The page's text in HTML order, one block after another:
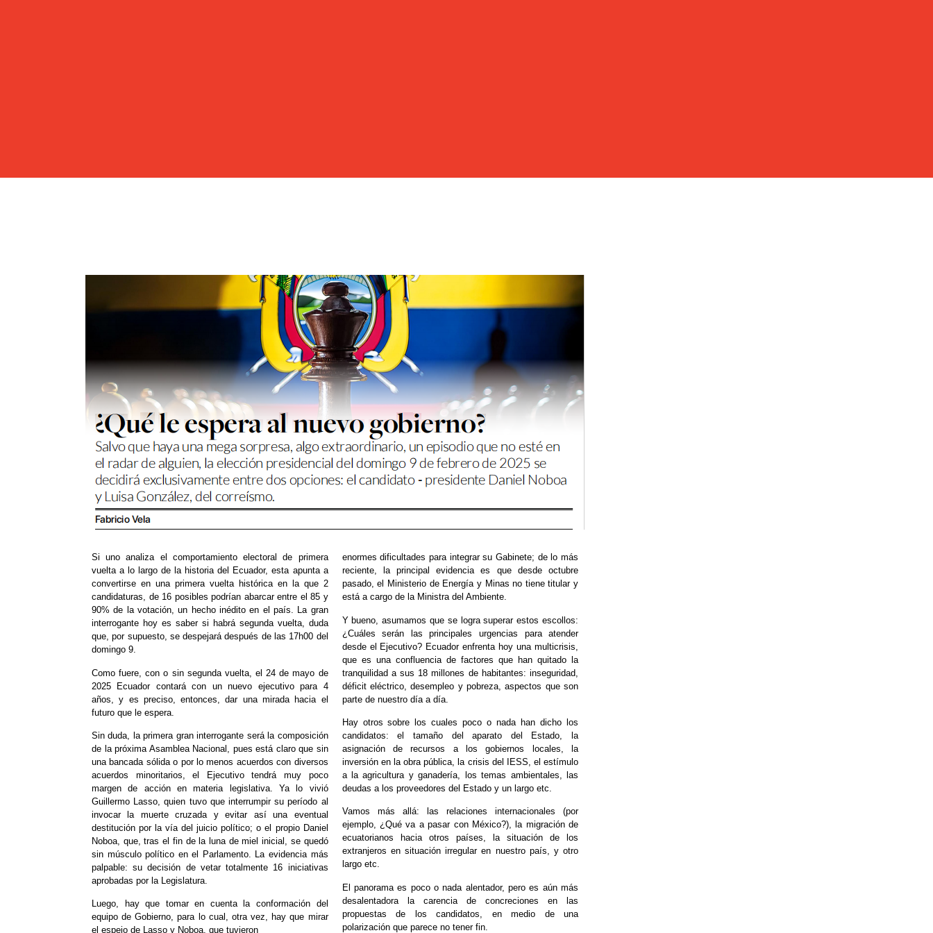
Si uno analiza el comportamiento electoral de primera
vuelta a lo largo de la historia del Ecuador, esta apunta a
convertirse en una primera vuelta histórica en la que 2
candidaturas, de 16 posibles podrían abarcar entre el 85 y
90% de la votación, un hecho inédito en el país. La gran
interrogante hoy es saber si habrá segunda vuelta, duda
que, por supuesto, se despejará después de las 17h00 del
domingo 9.
Como fuere, con o sin segunda vuelta, el 24 de mayo de
2025 Ecuador contará con un nuevo ejecutivo para 4
años, y es preciso, entonces, dar una mirada hacia el
futuro que le espera.
Sin duda, la primera gran interrogante será la composición
de la próxima Asamblea Nacional, pues está claro que sin
una bancada sólida o por lo menos acuerdos con diversos
acuerdos minoritarios, el Ejecutivo tendrá muy poco
margen de acción en materia legislativa. Ya lo vivió
Guillermo Lasso, quien tuvo que interrumpir su período al
invocar la muerte cruzada y evitar así una eventual
destitución por la vía del juicio político; o el propio Daniel
Noboa, que, tras el fin de la luna de miel inicial, se quedó
sin músculo político en el Parlamento. La evidencia más
palpable: su decisión de vetar totalmente 16 iniciativas
aprobadas por la Legislatura.
Luego, hay que tomar en cuenta la conformación del
equipo de Gobierno, para lo cual, otra vez, hay que mirar
el espejo de Lasso y Noboa, que tuvieron
enormes dificultades para integrar su Gabinete; de lo más
reciente, la principal evidencia es que desde octubre
pasado, el Ministerio de Energía y Minas no tiene titular y
está a cargo de la Ministra del Ambiente.
Y bueno, asumamos que se logra superar estos escollos:
¿Cuáles serán las principales urgencias para atender
desde el Ejecutivo? Ecuador enfrenta hoy una multicrisis,
que es una confluencia de factores que han quitado la
tranquilidad a sus 18 millones de habitantes: inseguridad,
déficit eléctrico, desempleo y pobreza, aspectos que son
parte de nuestro día a día.
Hay otros sobre los cuales poco o nada han dicho los
candidatos: el tamaño del aparato del Estado, la
asignación de recursos a los gobiernos locales, la
inversión en la obra pública, la crisis del IESS, el estímulo
a la agricultura y ganadería, los temas ambientales, las
deudas a los proveedores del Estado y un largo etc.
Vamos más allá: las relaciones internacionales (por
ejemplo, ¿Qué va a pasar con México?), la migración de
ecuatorianos hacia otros países, la situación de los
extranjeros en situación irregular en nuestro país, y otro
largo etc.
El panorama es poco o nada alentador, pero es aún más
desalentadora la carencia de concreciones en las
propuestas de los candidatos, en medio de una
polarización que parece no tener fin.